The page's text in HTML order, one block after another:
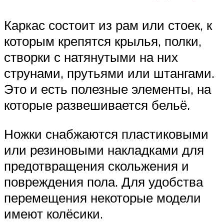
Каркас состоит из рам или стоек, к
которым крепятся крылья, полки,
створки с натянутыми на них
струнами, прутьями или штангами.
Это и есть полезные элементы, на
которые развешивается бельё.
Ножки снабжаются пластиковыми
или резиновыми накладками для
предотвращения скольжения и
повреждения пола. Для удобства
перемещения некоторые модели
имеют колёсики.